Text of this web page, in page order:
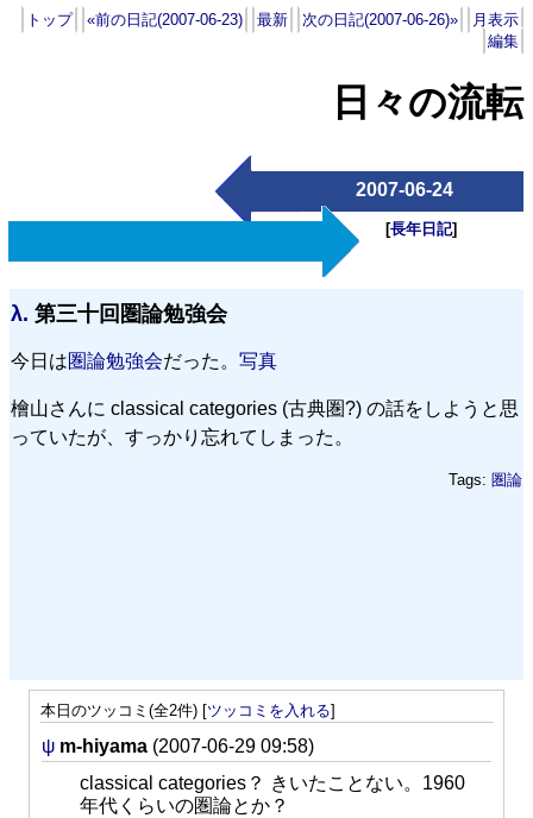
トップ «前の日記(2007-06-23) 最新 次の日記(2007-06-26)»
月表示
編集
日々の流転
2007-06-24
[長年日記]
λ. 第三十回圏論勉強会
今日は圏論勉強会だった。 写真
檜山さんに classical categories (古典圏?) の話をしようと思
っていたが、すっかり忘れてしまった。
Tags: 圏論
本日のツッコミ(全2件) [ツッコミを入れる]
ψ m-hiyama (2007-06-29 09:58)
classical categories？ きいたことない。1960
年代くらいの圏論とか？